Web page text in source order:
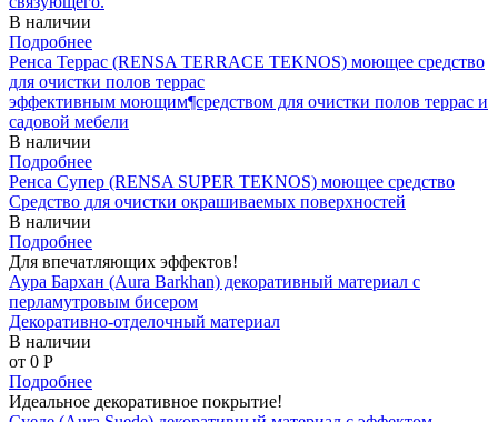
В наличии
Подробнее
Ренса Террас (RENSA TERRACE TEKNOS) моющее средство
для очистки полов террас
эффективным моющим¶средством для очистки полов террас и
садовой мебели
В наличии
Подробнее
Ренса Супер (RENSA SUPER TEKNOS) моющее средство
Средство для очистки окрашиваемых поверхностей
В наличии
Подробнее
Для впечатляющих эффектов!
Аура Бархан (Aura Barkhan) декоративный материал с
перламутровым бисером
Декоративно-отделочный материал
В наличии
от 0 P
Подробнее
Идеальное декоративное покрытие!